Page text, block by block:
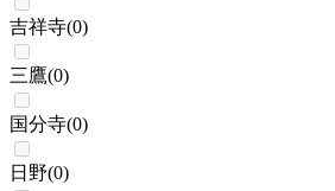
吉祥寺(0)
三鷹(0)
国分寺(0)
日野(0)